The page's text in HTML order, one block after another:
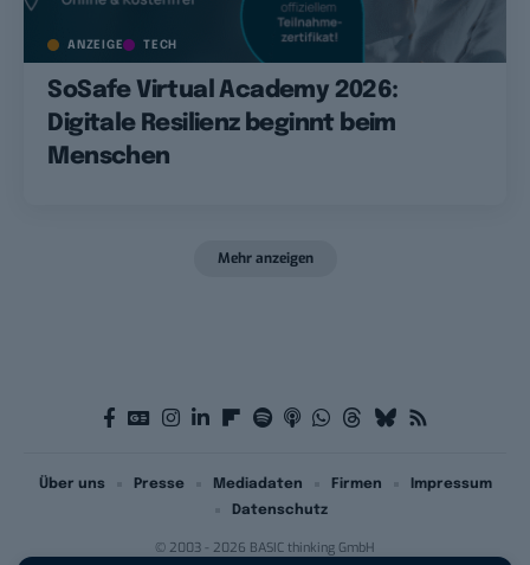
ANZEIGE TECH
SoSafe Virtual Academy 2026:
Digitale Resilienz beginnt beim
Menschen
Mehr anzeigen
© 2003 - 2026 BASIC thinking GmbH
Über uns Presse Mediadaten Firmen
Impressum
Datenschutz